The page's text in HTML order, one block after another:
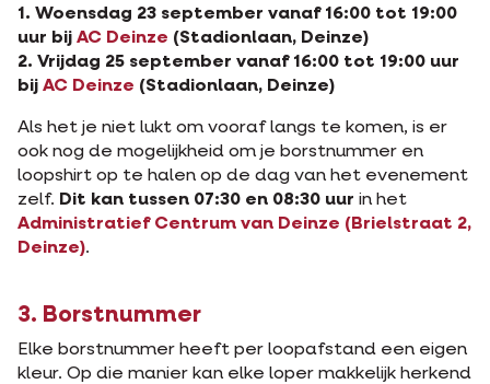
1. Woensdag 23 september vanaf 16:00 tot 19:00
uur bij AC Deinze (Stadionlaan, Deinze)
2. Vrijdag 25 september vanaf 16:00 tot 19:00 uur
bij AC Deinze (Stadionlaan, Deinze)
Als het je niet lukt om vooraf langs te komen, is er
ook nog de mogelijkheid om je borstnummer en
loopshirt op te halen op de dag van het evenement
zelf. Dit kan tussen 07:30 en 08:30 uur in het
Administratief Centrum van Deinze (Brielstraat 2,
Deinze).
3. Borstnummer
Elke borstnummer heeft per loopafstand een eigen
kleur. Op die manier kan elke loper makkelijk herkend